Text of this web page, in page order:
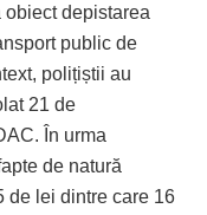
depistarea
public de
polițiștii au
21 de
În urma
de natură
de lei dintre care 16